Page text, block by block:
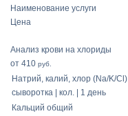
Наименование услуги
Цена
Анализ крови на хлориды
от 410 руб.
Натрий, калий, хлор (Na/K/Cl)
сыворотка | кол. | 1 день
Кальций общий